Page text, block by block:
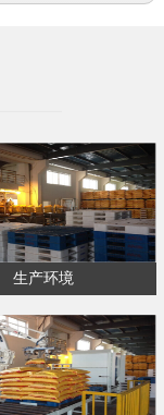
生产环境